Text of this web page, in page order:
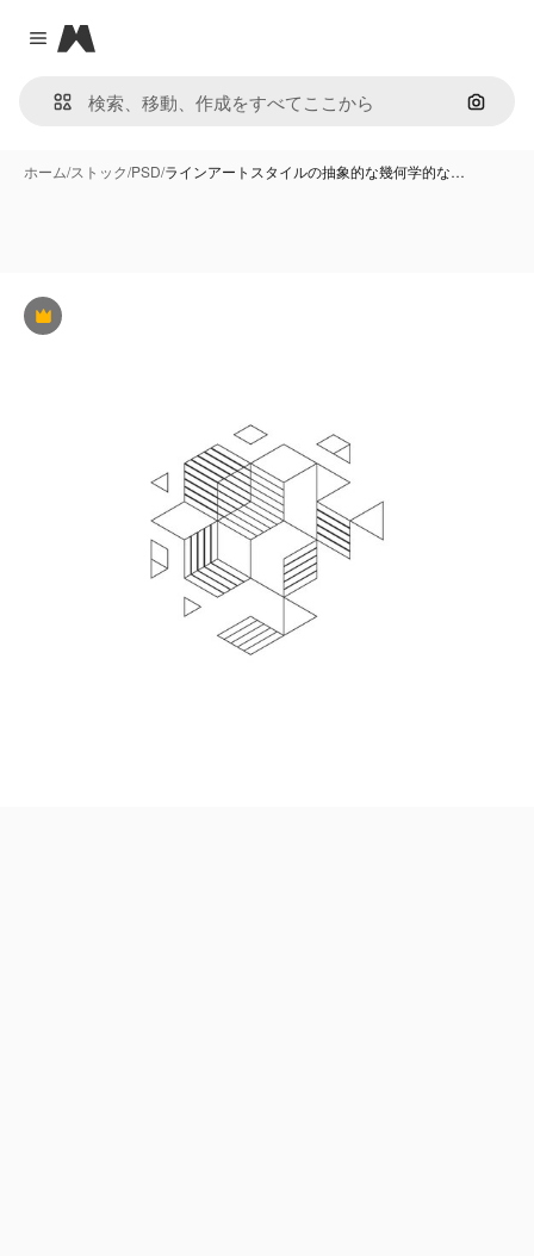
Close menu
Magnific
画像で
ホーム/ストック/PSD/ラインアートスタイルの抽象的な幾何学的な…
Premium